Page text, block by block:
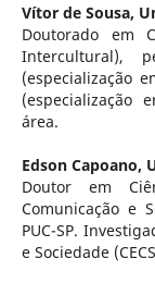
Vítor de Sousa,
Doutorado em
Intercultural),
(especialização
(especialização
área.
Edson Capoano,
Doutor em
Comunicação e
PUC-SP.
e Sociedade